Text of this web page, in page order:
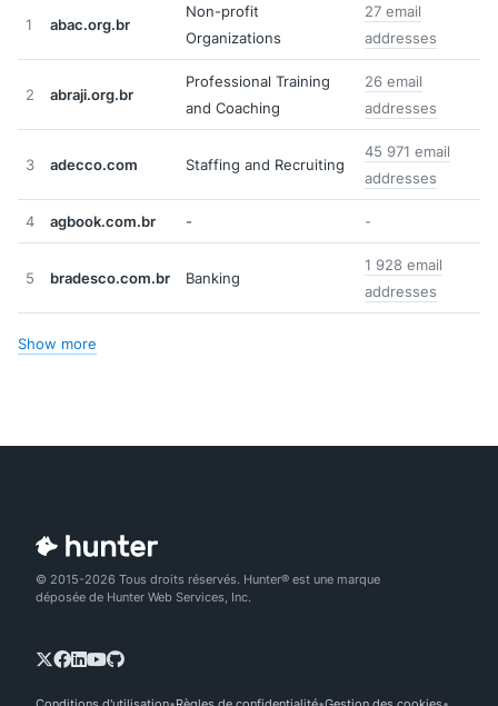
1 abac.org.br
Non-profit
Organizations
27 email
addresses
2 abraji.org.br
Professional Training
and Coaching
26 email
addresses
3 adecco.com Staffing and Recruiting
45 971 email
addresses
4 agbook.com.br - -
5 bradesco.com.br Banking
1 928 email
addresses
Show more
© 2015-2026 Tous droits réservés. Hunter® est une marque
déposée de Hunter Web Services, Inc.